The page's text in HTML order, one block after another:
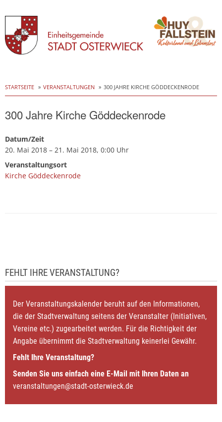
to
content
STARTSEITE VERANSTALTUNGEN 300 JAHRE KIRCHE GÖDDECKENRODE
300 Jahre Kirche Göddeckenrode
Datum/Zeit
20. Mai 2018 – 21. Mai 2018, 0:00 Uhr
Veranstaltungsort
Kirche Göddeckenrode
FEHLT IHRE VERANSTALTUNG?
Der Veranstaltungskalender beruht auf den Informationen,
die der Stadtverwaltung seitens der Veranstalter (Initiativen,
Vereine etc.) zugearbeitet werden. Für die Richtigkeit der
Angabe übernimmt die Stadtverwaltung keinerlei Gewähr.
Fehlt Ihre Veranstaltung?
Senden Sie uns einfach eine E-Mail mit Ihren Daten an
veranstaltungen@stadt-osterwieck.de